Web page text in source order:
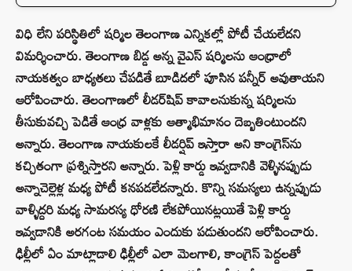
విధి లేని పరిస్థితిలో షర్మిల తెలంగాణ ఎన్నికల్లో పోటీ చేయలేదని
విమర్శించారు. తెలంగాణ బిడ్డ అన్న వైఎస్ షర్మిలను ఆంధ్రాలో
నాయకత్వం బాధ్యతలు చేపడితే బూడిదలో పూసిన పన్నీర్ అవుతాయని
ఆరోపించారు. తెలంగాణలో లీడర్‌షిప్‌ కావాలనుకున్న ‌షర్మిలను
తీసుకువచ్చి పెడితే ఆంధ్ర వాళ్లకు ఆత్మాభిమానం దెబ్బతింటుందని
అన్నారు. తెలంగాణ నాయకులకే లీడర్షిప్ ఇస్తారా అని కాంగ్రెస్‌ను
కచ్చితంగా ప్రశ్నిస్తారని అన్నారు. పెళ్లి కార్డు ఇవ్వడానికి వెళ్ళినప్పుడు
అన్నాచెల్లెళ్ల మధ్య పోటీ కనపడలేదన్నారు. కొన్ని సమస్యలు ఉన్నప్పుడు
వాళ్ళిద్దరి మధ్య సామరస్య ధోరణి లేకపోయినట్లయితే పెళ్లి కార్డు
ఇవ్వడానికి అరగంట సమయం ఎందుకు పడుతుందని ఆరోపించారు.
ఢిల్లీలో ఏం మాట్లాడాలి ఢిల్లీలో ఎలా మెలగాలి, కాంగ్రెస్ పెద్దలతో